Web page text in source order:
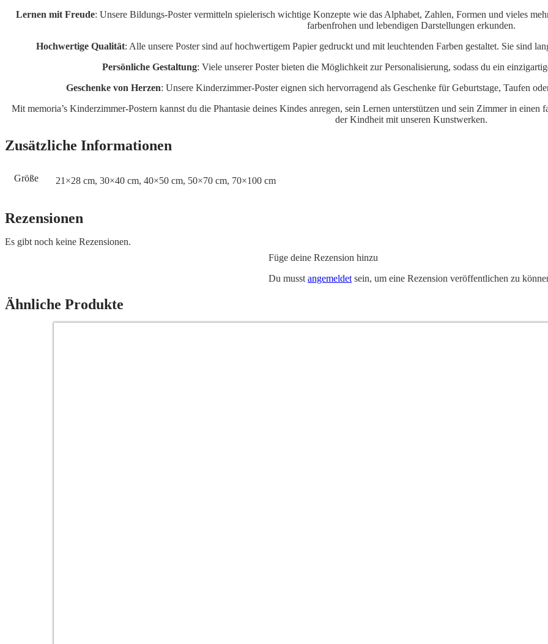
Lernen mit Freude: Unsere Bildungs-Poster vermitteln spielerisch wichtige Konzepte wie das Alphabet, Zahlen, Formen und vieles
farbenfrohen und lebendigen Darstellungen erkunden.
Hochwertige Qualität: Alle unsere Poster sind auf hochwertigem Papier gedruckt und mit leuchtenden Farben gestaltet. Sie sind
Persönliche Gestaltung: Viele unserer Poster bieten die Möglichkeit zur Personalisierung, sodass du ein
Geschenke von Herzen: Unsere Kinderzimmer-Poster eignen sich hervorragend als Geschenke für Geburtstage, Taufen
Mit memoria’s Kinderzimmer-Postern kannst du die Phantasie deines Kindes anregen, sein Lernen unterstützen und sein Zimmer in
der Kindheit mit unseren Kunstwerken.
Zusätzliche Informationen
Größe 21×28 cm, 30×40 cm, 40×50 cm, 50×70 cm, 70×100 cm
Rezensionen
Es gibt noch keine Rezensionen.
Füge deine Rezension hinzu
Du musst angemeldet sein, um eine Rezension veröffentlichen zu
Ähnliche Produkte